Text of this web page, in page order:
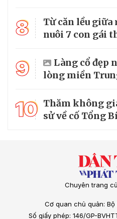
8
Từ căn lều
nuôi 7 con gái
9
Làng cổ đẹp
lòng miền
10 Thăm không
sử về cố Tổng
Chuyên trang
Cơ quan chủ quản:
Số giấy phép: 146/GP-